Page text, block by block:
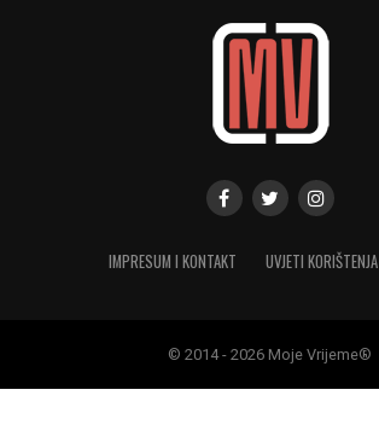
IMPRESUM I KONTAKT UVJETI KORIŠTENJA
© 2014 - 2026 Moje Vrijeme®